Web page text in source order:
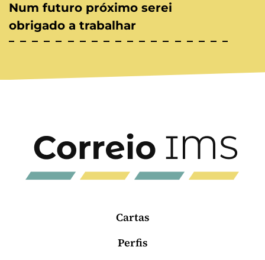
Num futuro próximo serei
obrigado a trabalhar
Cartas
Perfis